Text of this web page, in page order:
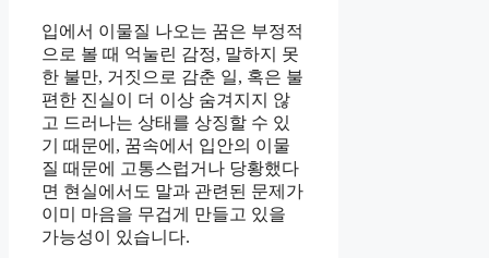
입에서 이물질 나오는 꿈은 부정적
으로 볼 때 억눌린 감정, 말하지 못
한 불만, 거짓으로 감춘 일, 혹은 불
편한 진실이 더 이상 숨겨지지 않
고 드러나는 상태를 상징할 수 있
기 때문에, 꿈속에서 입안의 이물
질 때문에 고통스럽거나 당황했다
면 현실에서도 말과 관련된 문제가
이미 마음을 무겁게 만들고 있을
가능성이 있습니다.